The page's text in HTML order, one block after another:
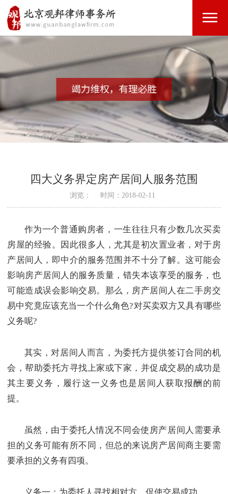
四大义务界定房产居间人服务范围
浏览： 时间：2018-02-11
作为一个普通购房者，一生往往只有少数几次买卖
房屋的经验。因此很多人，尤其是初次置业者，对于房
产居间人，即中介的服务范围并不十分了解。这可能会
影响房产居间人的服务质量，错失本该享受的服务，也
可能造成误会影响交易。那么，房产居间人在二手房交
易中究竟应该充当一个什么角色?对买卖双方又具有哪些
义务呢?
其实，对居间人而言，为委托方提供签订合同的机
会，帮助委托方寻找上家或下家，并促成交易的成功是
其主要义务，履行这一义务也是居间人获取报酬的前
提。
虽然，由于委托人情况不同会使房产居间人需要承
担的义务可能有所不同，但总的来说房产居间商主要需
要承担的义务有四项。